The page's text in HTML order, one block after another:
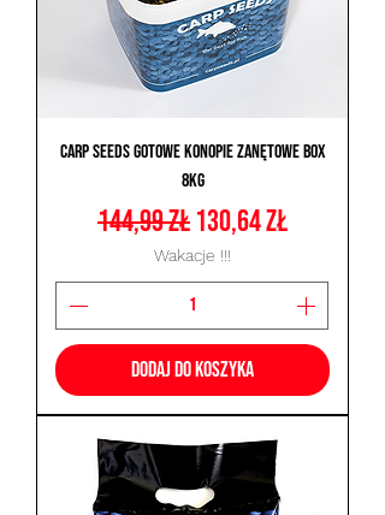
Carp Seeds Gotowe Konopie Zanętowe Box
8kg
Regularna cena
144,99 złCena rabatowa
130,64 zł
Wakacje !!!
Dodaj do koszyka